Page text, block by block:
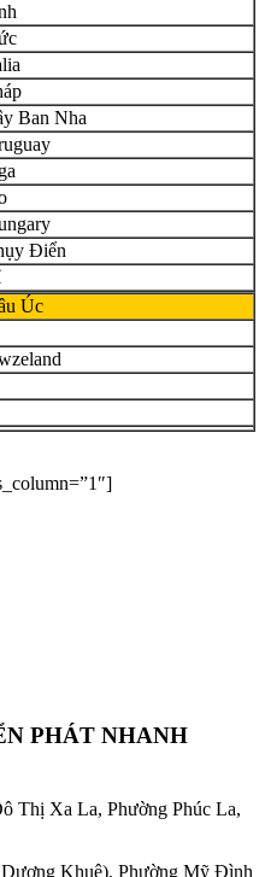
Ban Nha
Điển
Úc
PHÁT NHANH
Thị Xa La, Phường Phúc La,
Khuê), Phường Mỹ Đình